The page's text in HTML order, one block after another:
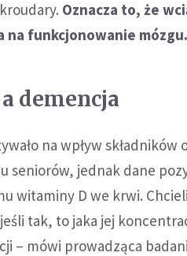
Oznacza to, że
na funkcjonowanie mózgu.
demencja
na wpływ
seniorów, jednak dane
witaminy D we krwi.
tak, to jaka jej
– mówi prowadząca